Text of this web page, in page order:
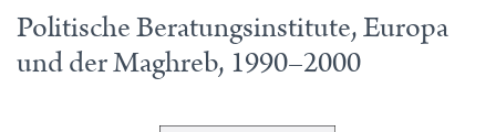
Politische Beratungsinstitute, Europa
und der Maghreb, 1990–2000